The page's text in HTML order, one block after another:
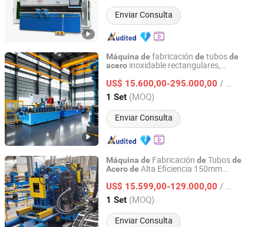
Enviar Consulta
Máquina de fabricación de tubosde
acero inoxidable rectangulares,
para soldadura
US$ 15.600,00-295.000,00 / Set
1 Set (MOQ)
Enviar Consulta
KINGTECH TUBE MILL CO.,LTD
Zhejiang, China Desde 2024
Máquina de Fabricación de Tubosde
Acerode Alta Eficiencia 150mm
Formación Directa
US$ 15.599,00-129.000,00 / Set
1 Set (MOQ)
Enviar Consulta
Hebei Tengtian Welded Pipe Equipment Manufacturing
Co., Ltd.
Hebei, China Desde 2025